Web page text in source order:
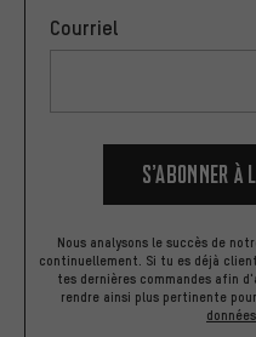
Courriel
S’abonner
Nous analysons le succès de
continuellement. Si tu es déjà
tes dernières commandes afin
rendre ainsi plus pertinente
données